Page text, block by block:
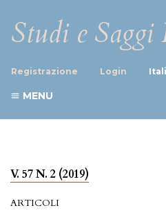
Studi e
Registrazione Login
MENU
V. 57 N. 2 (2019)
ARTICOLI